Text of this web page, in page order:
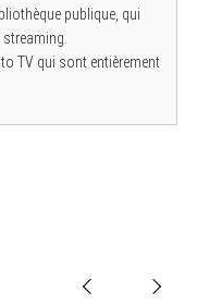
publique, qui
TV qui sont entièrement